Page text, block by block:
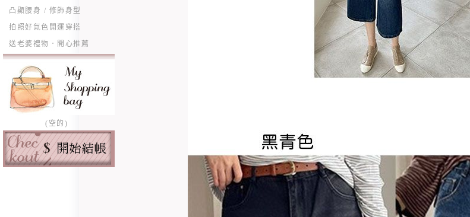
凸顯腰身 / 修飾身型
拍照好氣色開運穿搭
送老婆禮物．開心推薦
(空的)